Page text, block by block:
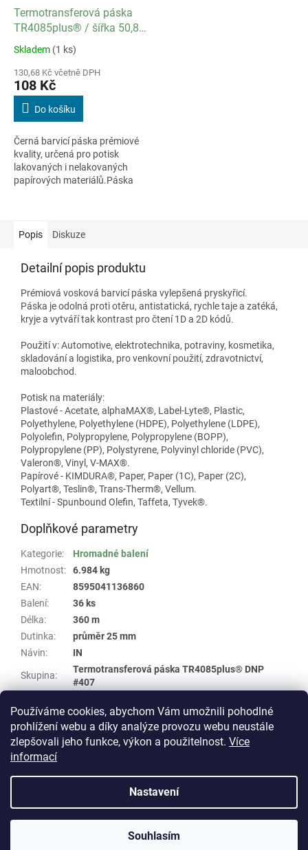
Používáme cookies, abychom Vám umožnili pohodlné
prohlížení webu a díky analýze provozu webu neustále
zlepšovali jeho funkce, výkon a použitelnost. Více
informací
Nastavení
Souhlasím
Termotransferová páska
TR4085plus® / šířka 50,8
mm / délka 360 m / návin
Průměrné
produktu
je
3,0
hvězdiček.
Skladem (1 ks)
130,68 Kč včetně DPH
108 Kč
Do košíku
Černá barvicí páska prémiové
kvality, určená pro potisk
lakovaných i nelakovaných
papírových materiálů.Páska
Popis
Diskuze
Detailní popis produktu
Prémiová vosková barvicí páska vylepšená pryskyřicí.
Páska je odolná proti otěru, antistatická, rychle taje a zatéká,
kryje a vytváří tak kontrast pro čtení 1D a 2D kódů.
Použití v: Automotive, elektrotechnika, potraviny, kosmetika,
skladování a logistika, pro venkovní použití, zdravotnictví,
maloobchod.
Potisk na materiály:
Plastové - Acetate, alphaMAX®, Label-Lyte®, Plastic,
Polyethylene, Polyethylene (HDPE), Polyethylene (LDPE),
Polyolefin, Polypropylene, Polypropylene (BOPP),
Polypropylene (PP), Polystyrene, Polyvinyl chloride (PVC),
Valeron®, Vinyl, V-MAX®.
Papírové - KIMDURA®, Paper, Paper (1C), Paper (2C),
Polyart®, Teslin®, Trans-Therm®, Vellum.
Textilní - Spunbound Olefin, Taffeta, Tyvek®.
Doplňkové parametry
Kategorie:
Hromadné balení
Hmotnost:
6.984 kg
EAN:
8595041136860
Balení:
36 ks
Délka:
360 m
Dutinka:
průměr 25 mm
Návin: IN
Skupina:
Termotransferová páska TR4085plus® DNP
#407
Typ: Wax
vyhrazena.